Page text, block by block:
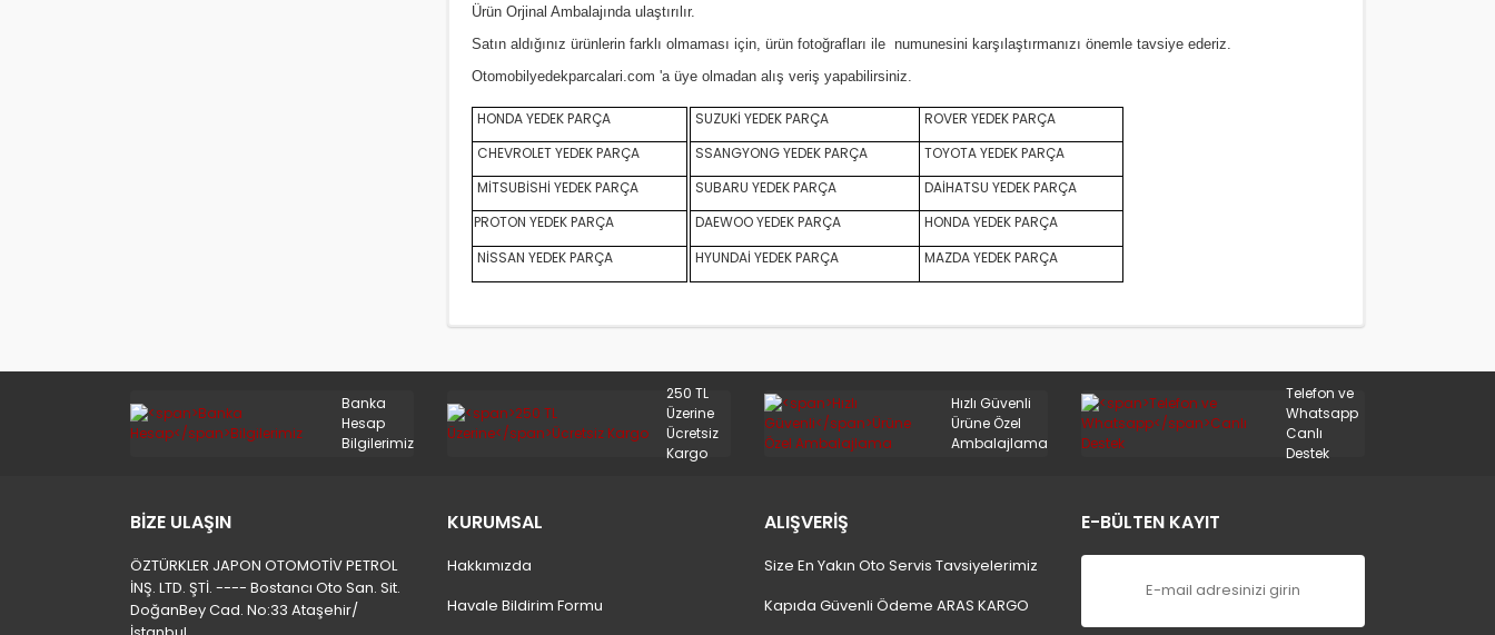
Ürün Orjinal Ambalajında ulaştırılır.
Satın aldığınız ürünlerin farklı olmaması için, ürün fotoğrafları ile numunesini karşılaştırmanızı önemle tavsiye ederiz.
Otomobilyedekparcalari.com 'a üye olmadan alış veriş yapabilirsiniz.
HONDA YEDEK PARÇA SUZUKİ YEDEK PARÇA
ROVER YEDEK PARÇA
CHEVROLET YEDEK PARÇA
SSANGYONG YEDEK PARÇA
TOYOTA YEDEK PARÇA
MİTSUBİSHİ YEDEK PARÇA
SUBARU YEDEK PARÇA
DAİHATSU YEDEK PARÇA
PROTON YEDEK PARÇA
DAEWOO YEDEK PARÇA
HONDA YEDEK PARÇA
NİSSAN YEDEK PARÇA
HYUNDAİ YEDEK PARÇA MAZDA YEDEK PARÇA
Banka
Hesap
Bilgilerimiz
250 TL
Üzerine
Ücretsiz
Kargo
Hızlı Güvenli
Ürüne Özel
Ambalajlama
Telefon ve
Whatsapp
Canlı
Destek
BİZE ULAŞIN
ÖZTÜRKLER JAPON OTOMOTİV PETROL
İNŞ. LTD. ŞTİ. ---- Bostancı Oto San. Sit.
DoğanBey Cad. No:33 Ataşehir/
KURUMSAL
Hakkımızda
Havale Bildirim Formu
ALIŞVERİŞ
Size En Yakın Oto Servis Tavsiyelerimiz
Kapıda Güvenli Ödeme ARAS KARGO
E-BÜLTEN KAYIT